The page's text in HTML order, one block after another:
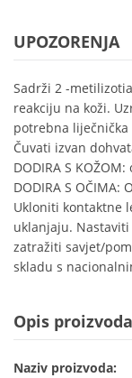
UPOZORENJA
Sadrži 2 -
reakciju na koži.
potrebna
Čuvati izvan
DODIRA S
DODIRA S
Ukloniti kontaktne
uklanjaju.
zatražiti savjet/
skladu s
Opis proizvoda
Naziv proizvoda: